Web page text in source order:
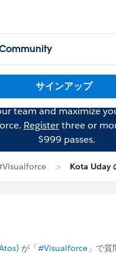
サインアップ
team and maximize
Registerthree or
$999 passes.
Kota Uday
が「#Visualforce 」で質